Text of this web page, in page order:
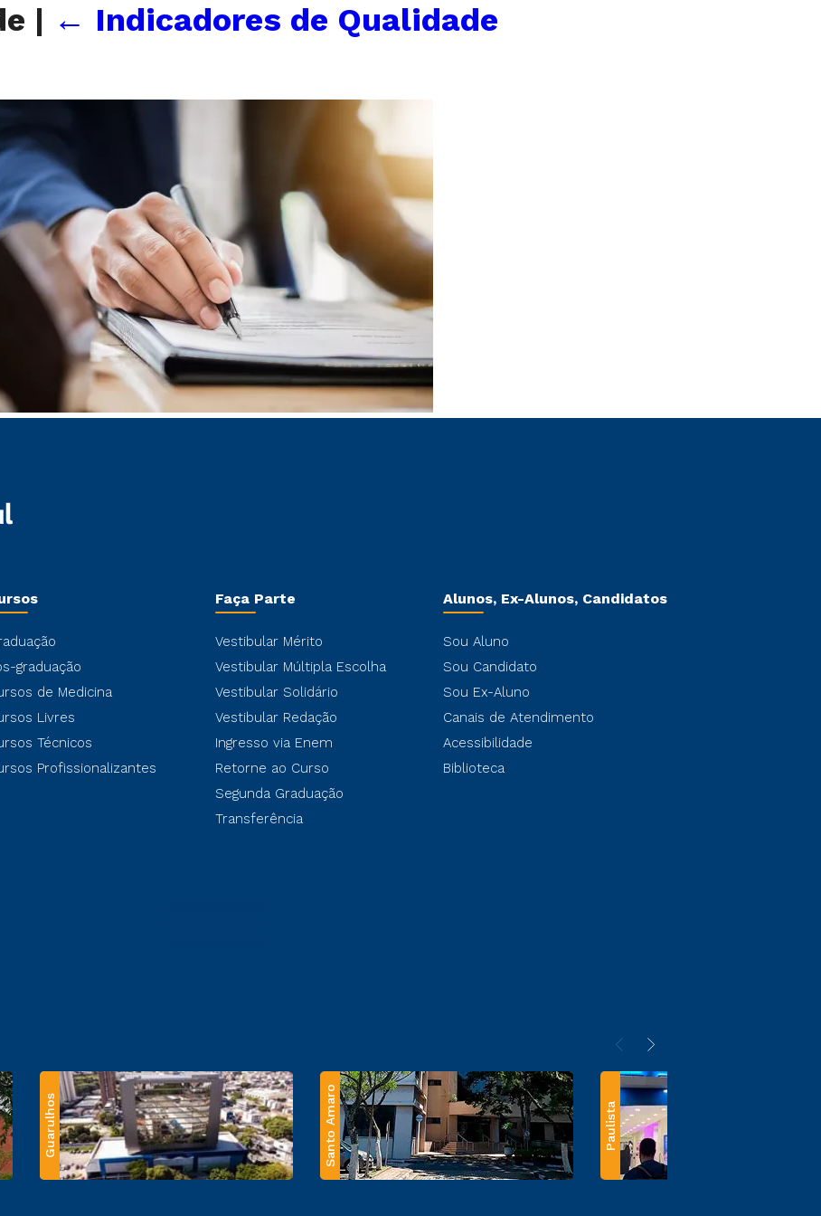
| ← Indicadores de Qualidade
graduação
de Medicina
Livres
Técnicos
Profissionalizantes
Faça Parte
Vestibular Mérito
Vestibular Múltipla Escolha
Vestibular Solidário
Vestibular Redação
Ingresso via Enem
Retorne ao Curso
Segunda Graduação
Transferência
Alunos, Ex-Alunos, Candidatos
Sou Aluno
Sou Candidato
Sou Ex-Aluno
Canais de Atendimento
Acessibilidade
Biblioteca
Guarulhos Santo Amaro Paulista